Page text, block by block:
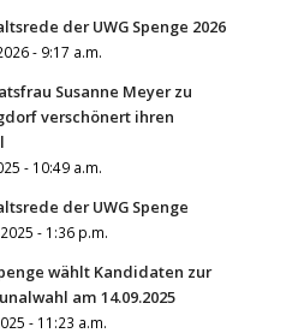
der UWG Spenge 2026
- 9:17 a.m.
Susanne Meyer zu
verschönert ihren
- 10:49 a.m.
der UWG Spenge
- 1:36 p.m.
wählt Kandidaten zur
am 14.09.2025
- 11:23 a.m.